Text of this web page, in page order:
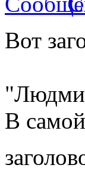
Вот
В